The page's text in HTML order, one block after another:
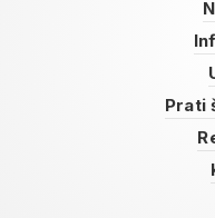
Prati